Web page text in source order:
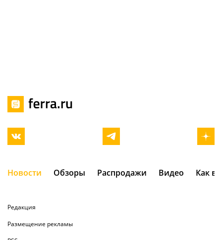
Новости Обзоры Распродажи Видео Как
Редакция
Размещение рекламы